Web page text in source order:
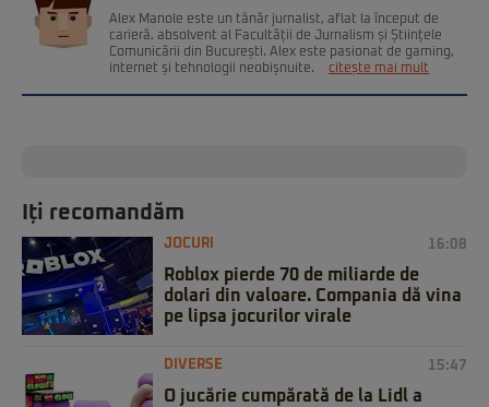
Alex Manole este un tânăr jurnalist, aflat la început de
carieră, absolvent al Facultății de Jurnalism și Științele
Comunicării din București. Alex este pasionat de gaming,
internet și tehnologii neobișnuite.
citește mai mult
Iți recomandăm
JOCURI 16:08
Roblox pierde 70 de miliarde de
dolari din valoare. Compania dă vina
pe lipsa jocurilor virale
DIVERSE 15:47
O jucărie cumpărată de la Lidl a